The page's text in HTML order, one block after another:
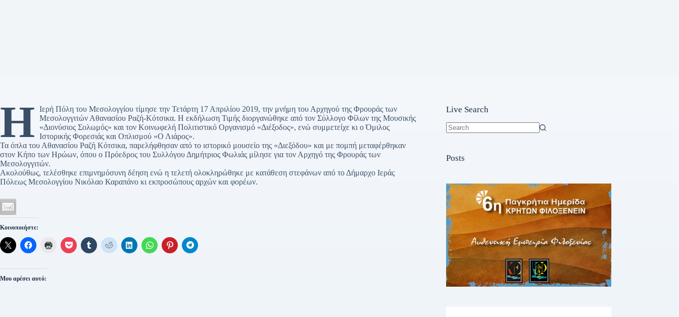
Η Ιερή Πόλη του Μεσολογγίου τίμησε την Τετάρτη 17 Απριλίου 2019, την μνήμη του Αρχηγού της Φρουράς των
Μεσολογγιτών Αθανασίου Ραζή-Κότσικα. Η εκδήλωση Τιμής διοργανώθηκε από τον Σύλλογο Φίλων της Μουσικής
«Διονύσιος Σολωμός» και τον Κοινωφελή Πολιτιστικό Οργανισμό «Διέξοδος», ενώ συμμετείχε κι ο Όμιλος
Ιστορικής Φορεσιάς και Οπλισμού «Ο Λιάρος».
Τα όπλα του Αθανασίου Ραζή Κότσικα, παρελήφθησαν από το ιστορικό μουσείο της «Διεξόδου» και με πομπή μεταφέρθηκαν
στον Κήπο των Ηρώων, όπου ο Πρόεδρος του Συλλόγου Δημήτριος Φωλιάς μίλησε για τον Αρχηγό της Φρουράς των
Μεσολογγιτών.
Ακολούθως, τελέσθηκε επιμνημόσυνη δέηση ενώ η τελετή ολοκληρώθηκε με κατάθεση στεφάνων από το Δήμαρχο Ιεράς
Πόλεως Μεσολογγίου Νικόλαο Καραπάνο κι εκπροσώπους αρχών και φορέων.
Κοινοποιήστε:
Μου αρέσει αυτό:
Live Search
Posts